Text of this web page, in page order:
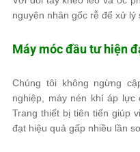
nguyên nhân gốc rễ để xử lý
Máy móc đầu tư hiện
Chúng tôi không ngừng
nghiệp, máy nén khí áp lực
Trang thiết bị tiên tiến giúp
đạt hiệu quả gấp nhiều lần